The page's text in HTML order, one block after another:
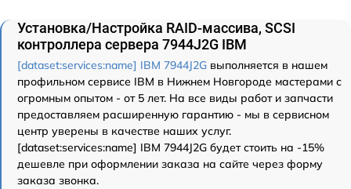
Установка/Настройка RAID-массива, SCSI
контроллера сервера 7944J2G IBM
[dataset:services:name] IBM 7944J2G выполняется в нашем
профильном сервисе IBM в Нижнем Новгороде мастерами с
огромным опытом - от 5 лет. На все виды работ и запчасти
предоставляем расширенную гарантию - мы в сервисном
центр уверены в качестве наших услуг.
[dataset:services:name] IBM 7944J2G будет стоить на -15%
дешевле при оформлении заказа на сайте через форму
заказа звонка.